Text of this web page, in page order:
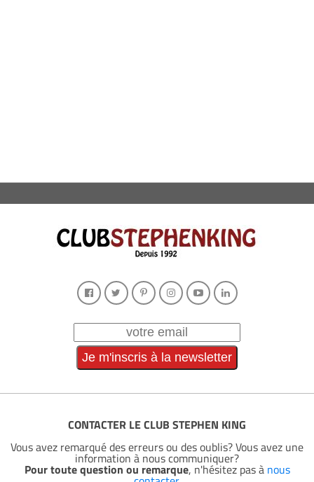
CONTACTER LE CLUB STEPHEN KING
Vous avez remarqué des erreurs ou des oublis? Vous avez une
information à nous communiquer?
Pour toute question ou remarque, n'hésitez pas à nous